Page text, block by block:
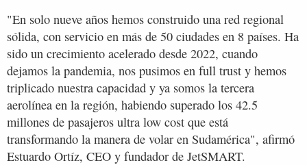
"En solo nueve años hemos construido una red regional
sólida, con servicio en más de 50 ciudades en 8 países. Ha
sido un crecimiento acelerado desde 2022, cuando
dejamos la pandemia, nos pusimos en full trust y hemos
triplicado nuestra capacidad y ya somos la tercera
aerolínea en la región, habiendo superado los 42.5
millones de pasajeros ultra low cost que está
transformando la manera de volar en Sudamérica", afirmó
Estuardo Ortíz, CEO y fundador de JetSMART.